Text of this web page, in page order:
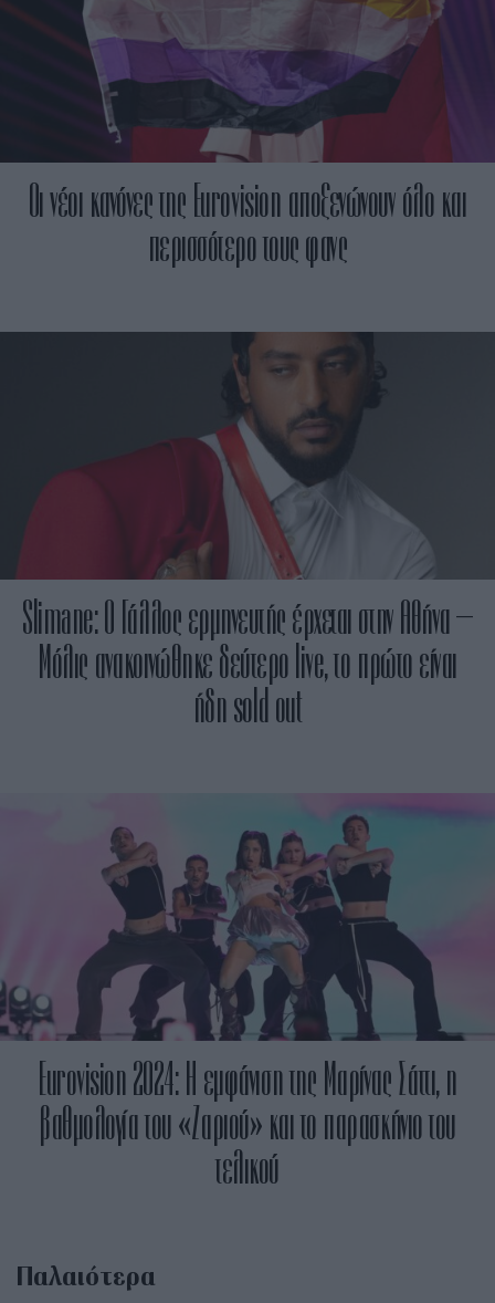
Οι νέοι κανόνες της Eurovision αποξενώνουν όλο και
περισσότερο τους φανς
Slimane: Ο Γάλλος ερμηνευτής έρχεται στην Αθήνα –
Μόλις ανακοινώθηκε δεύτερο live, το πρώτο είναι
ήδη sold out
Eurovision 2024: Η εμφάνιση της Μαρίνας Σάττι, η
βαθμολογία του «Ζαριού» και το παρασκήνιο του
τελικού
Παλαιότερα